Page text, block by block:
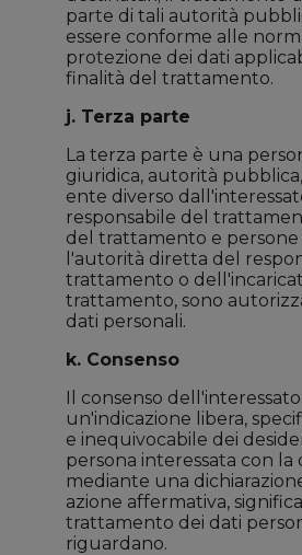
parte di tali autorità
essere conforme alle
protezione dei dati
finalità del trattamento.
j. Terza parte
La terza parte è una
giuridica, autorità
ente diverso
responsabile del
del trattamento e persone
l'autorità diretta del
trattamento o
trattamento, sono
dati personali.
k. Consenso
Il consenso
un'indicazione libera,
e inequivocabile dei
persona interessata con la
mediante una
azione affermativa,
trattamento dei dati
riguardano.